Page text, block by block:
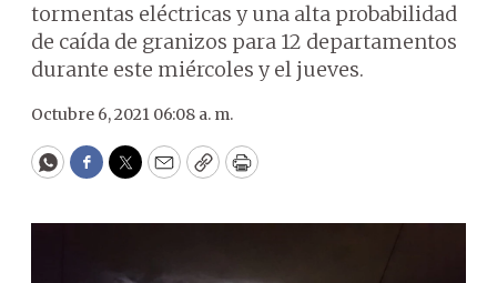
tormentas eléctricas y una alta probabilidad
de caída de granizos para 12 departamentos
durante este miércoles y el jueves.
Octubre 6, 2021 06:08 a. m.
WhatsApp
Facebook
Twitter
EmailCopyPrint